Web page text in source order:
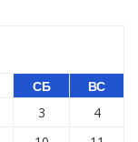
СБ ВС
3
4